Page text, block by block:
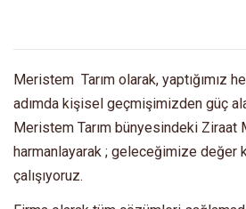
Meristem Tarım olarak, yaptığımız
adımda kişisel geçmişimizden güç
Meristem Tarım bünyesindeki Ziraat
harmanlayarak ; geleceğimize değer
çalışıyoruz.